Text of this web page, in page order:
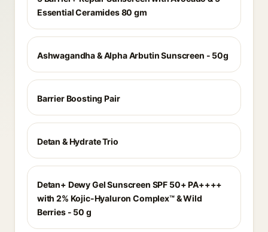
Essential Ceramides 80 gm
Ashwagandha & Alpha Arbutin Sunscreen - 50g
Barrier Boosting Pair
Detan & Hydrate Trio
Detan+ Dewy Gel Sunscreen SPF 50+ PA++++
with 2% Kojic-Hyaluron Complex™ & Wild
Berries - 50 g